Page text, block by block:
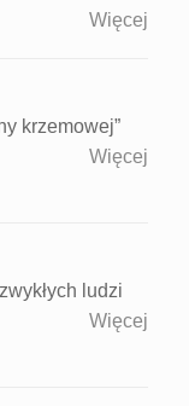
Więcej
krzemowej”
Więcej
ludzi
Więcej